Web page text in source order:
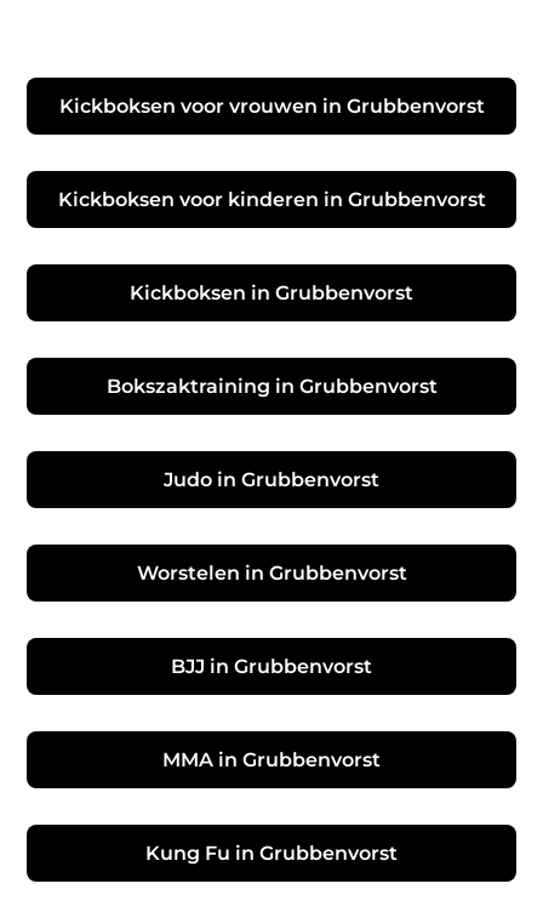
Kickboksen voor vrouwen in Grubbenvorst
Kickboksen voor kinderen in Grubbenvorst
Kickboksen in Grubbenvorst
Bokszaktraining in Grubbenvorst
Judo in Grubbenvorst
Worstelen in Grubbenvorst
BJJ in Grubbenvorst
MMA in Grubbenvorst
Kung Fu in Grubbenvorst